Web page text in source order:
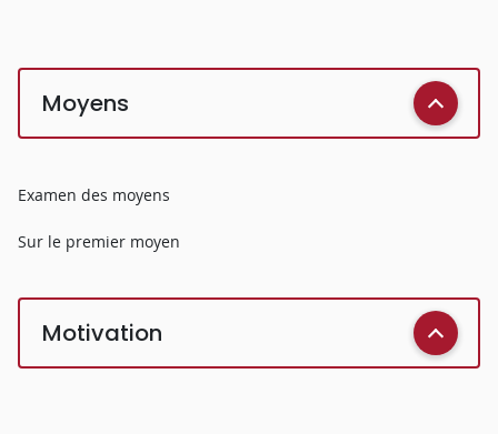
Moyens
Examen des moyens
Sur le premier moyen
Motivation